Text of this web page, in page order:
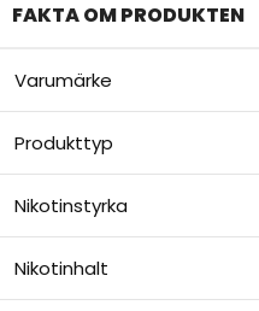
FAKTA OM PRODUKTEN
Varumärke
Produkttyp
Nikotinstyrka
Nikotinhalt